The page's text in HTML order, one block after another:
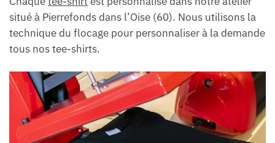
situé à Pierrefonds dans l’Oise (60). Nous utilisons la
technique du flocage pour personnaliser à la demande
tous nos tee-shirts.